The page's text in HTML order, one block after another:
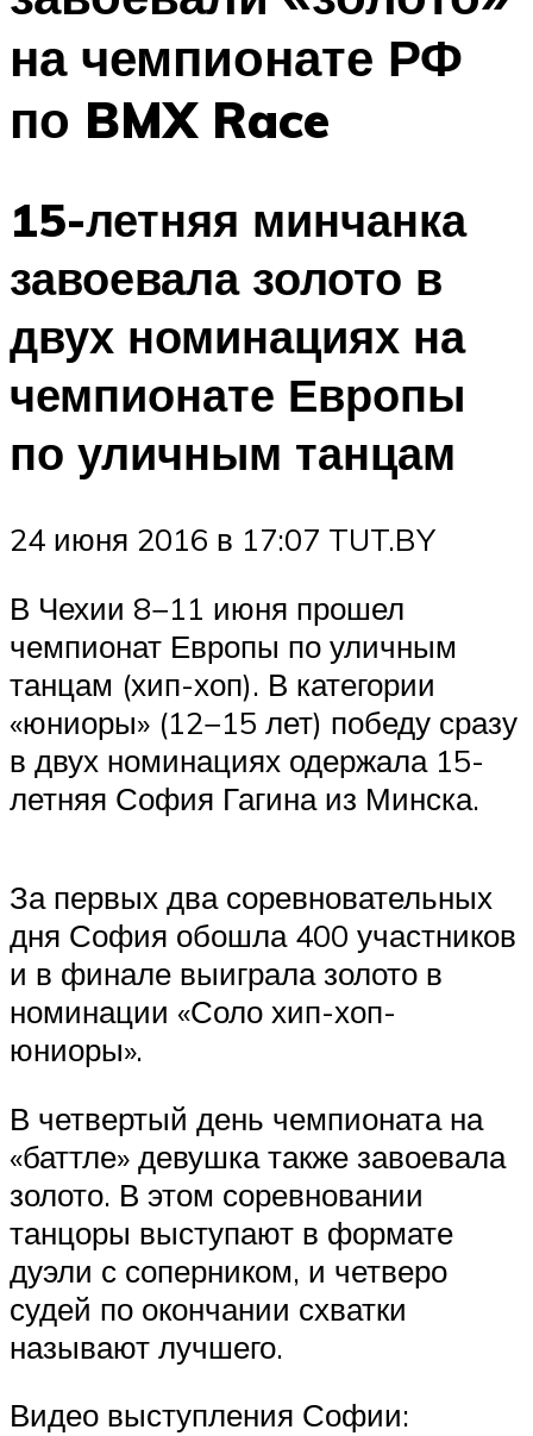
на чемпионате РФ
по BMX Race
15-летняя минчанка
завоевала золото в
двух номинациях на
чемпионате Европы
по уличным танцам
24 июня 2016 в 17:07 TUT.BY
В Чехии 8−11 июня прошел
чемпионат Европы по уличным
танцам (хип-хоп). В категории
«юниоры» (12−15 лет) победу сразу
в двух номинациях одержала 15-
летняя София Гагина из Минска.
За первых два соревновательных
дня София обошла 400 участников
и в финале выиграла золото в
номинации «Соло хип-хоп-
юниоры».
В четвертый день чемпионата на
«баттле» девушка также завоевала
золото. В этом соревновании
танцоры выступают в формате
дуэли с соперником, и четверо
судей по окончании схватки
называют лучшего.
Видео выступления Софии: